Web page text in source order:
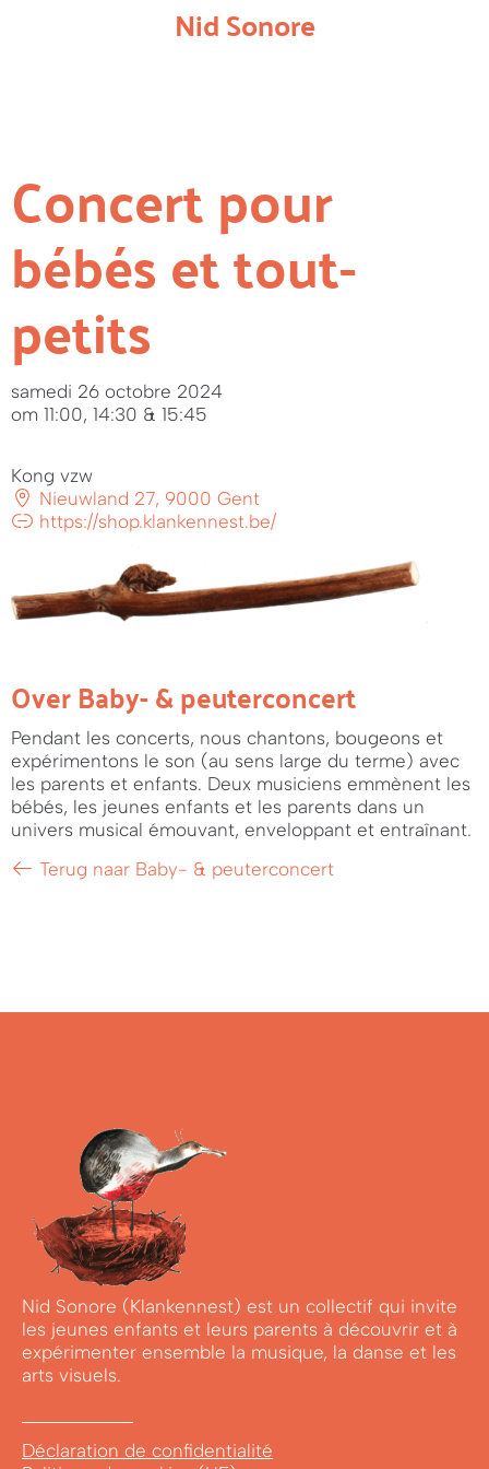
Nid Sonore
Concert pour
bébés et tout-
petits
samedi 26 octobre 2024
om 11:00, 14:30 & 15:45
Kong vzw
Nieuwland 27, 9000 Gent
https://shop.klankennest.be/
Over Baby- & peuterconcert
Pendant les concerts, nous chantons, bougeons et
expérimentons le son (au sens large du terme) avec
les parents et enfants. Deux musiciens emmènent les
bébés, les jeunes enfants et les parents dans un
univers musical émouvant, enveloppant et entraînant.
Terug naar Baby- & peuterconcert
Nid Sonore (Klankennest) est un collectif qui invite
les jeunes enfants et leurs parents à découvrir et à
expérimenter ensemble la musique, la danse et les
arts visuels.
Déclaration de confidentialité